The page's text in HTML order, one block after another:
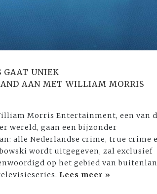
GAAT UNIEK
AAN MET WILLIAM MORRIS
Morris Entertainment, een van
wereld, gaan een bijzonder
alle Nederlandse crime, true crime
wordt uitgegeven, zal exclusief
op het gebied van
Lees meer »